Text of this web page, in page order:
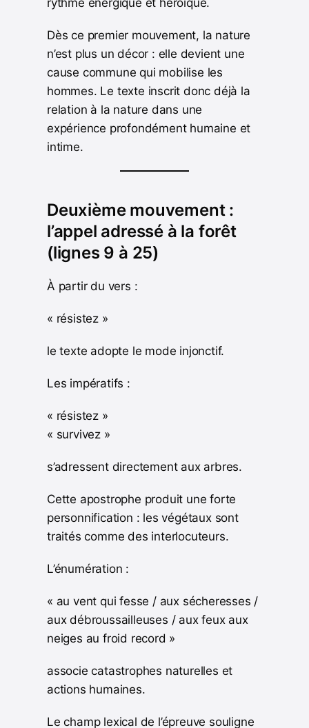
Dès ce premier mouvement, la nature
n’est plus un décor : elle devient une
cause commune qui mobilise les
hommes. Le texte inscrit donc déjà la
relation à la nature dans une
expérience profondément humaine et
intime.
Deuxième mouvement :
l’appel adressé à la forêt
(lignes 9 à 25)
À partir du vers :
« résistez »
le texte adopte le mode injonctif.
Les impératifs :
« résistez »
« survivez »
s’adressent directement aux arbres.
Cette apostrophe produit une forte
personnification : les végétaux sont
traités comme des interlocuteurs.
L’énumération :
« au vent qui fesse / aux sécheresses /
aux débroussailleuses / aux feux aux
neiges au froid record »
associe catastrophes naturelles et
actions humaines.
Le champ lexical de l’épreuve souligne